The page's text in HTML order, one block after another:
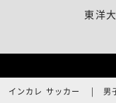
東洋大